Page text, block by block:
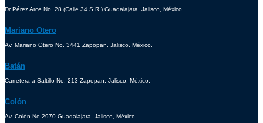
Dr Pérez Arce No. 28 (Calle 34 S.R.) Guadalajara, Jalisco, México.
Mariano Otero
Av. Mariano Otero No. 3441 Zapopan, Jalisco, México.
Batán
Carretera a Saltillo No. 213 Zapopan, Jalisco, México.
Colón
Av. Colón No 2970 Guadalajara, Jalisco, México.